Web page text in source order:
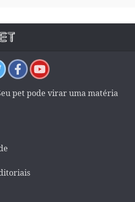
pet pode virar uma matéria